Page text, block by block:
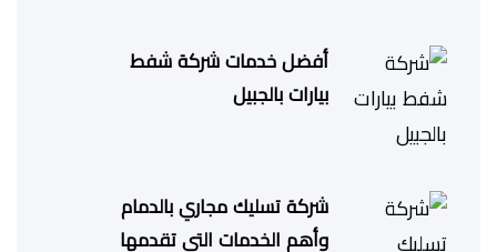
أفضل خدمات شركة شفط
بيارات بالجبيل
شركة تسليك مجاري بالدمام
وأهم الخدمات التي تقدمها